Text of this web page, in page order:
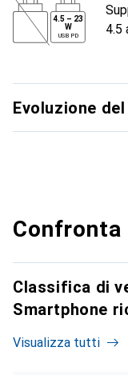
4.5 – 23
W
USB PD
4.5
Evoluzione
Classifica di
Smartphone
Visualizza tutti